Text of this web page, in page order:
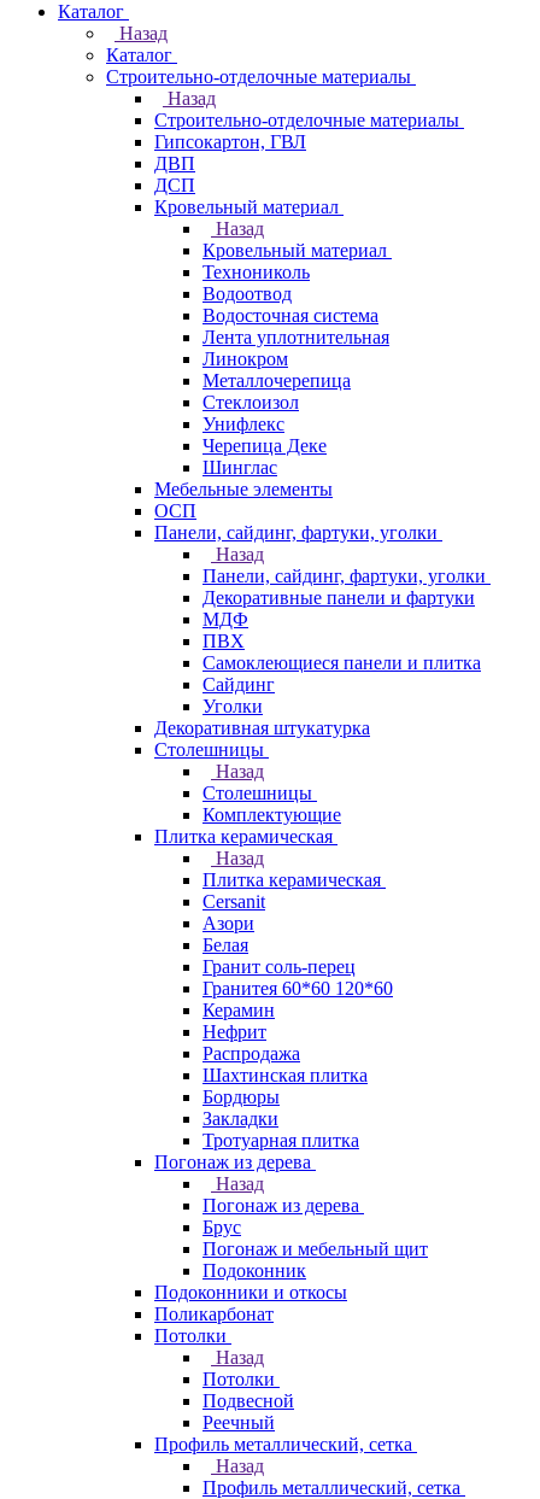
Каталог
Назад
Каталог
Строительно-отделочные материалы
Назад
Строительно-отделочные материалы
Гипсокартон, ГВЛ
ДВП
ДСП
Кровельный материал
Назад
Кровельный материал
Технониколь
Водоотвод
Водосточная система
Лента уплотнительная
Линокром
Металлочерепица
Стеклоизол
Унифлекс
Черепица Деке
Шинглас
Мебельные элементы
ОСП
Панели, сайдинг, фартуки, уголки
Назад
Панели, сайдинг, фартуки, уголки
Декоративные панели и фартуки
МДФ
ПВХ
Самоклеющиеся панели и плитка
Сайдинг
Уголки
Декоративная штукатурка
Столешницы
Назад
Столешницы
Комплектующие
Плитка керамическая
Назад
Плитка керамическая
Cersanit
Азори
Белая
Гранит соль-перец
Гранитея 60*60 120*60
Керамин
Нефрит
Распродажа
Шахтинская плитка
Бордюры
Закладки
Тротуарная плитка
Погонаж из дерева
Назад
Погонаж из дерева
Брус
Погонаж и мебельный щит
Подоконник
Подоконники и откосы
Поликарбонат
Потолки
Назад
Потолки
Подвесной
Реечный
Профиль металлический, сетка
Назад
Профиль металлический, сетка